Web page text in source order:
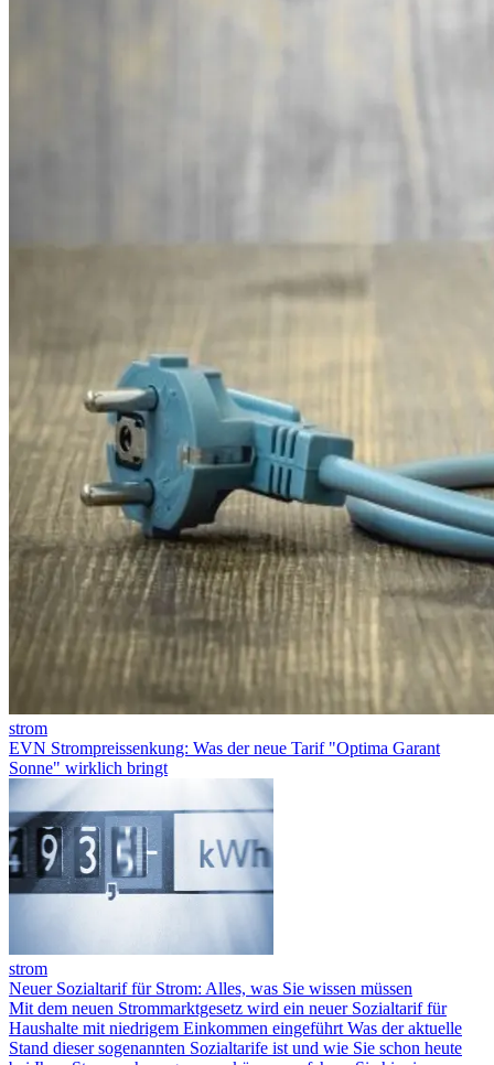
strom
EVN Strompreissenkung: Was der neue Tarif "Optima Garant
Sonne" wirklich bringt
strom
Neuer Sozialtarif für Strom: Alles, was Sie wissen müssen
Mit dem neuen Strommarktgesetz wird ein neuer Sozialtarif für
Haushalte mit niedrigem Einkommen eingeführt Was der aktuelle
Stand dieser sogenannten Sozialtarife ist und wie Sie schon heute